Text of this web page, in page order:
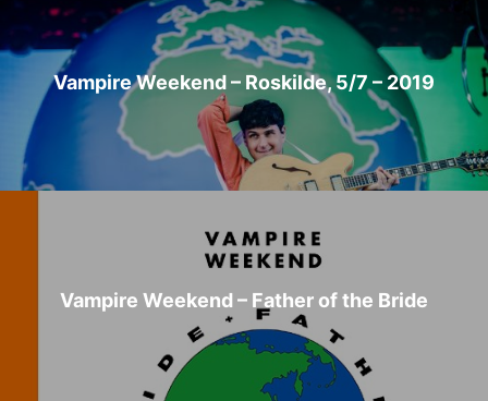
Vampire Weekend – Roskilde, 5/7 – 2019
Vampire Weekend – Father of the Bride